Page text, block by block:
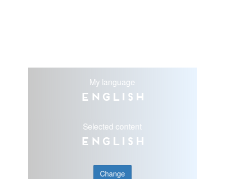
My language
English
Selected content
English
Change